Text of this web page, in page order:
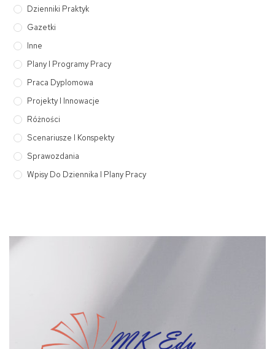
Dzienniki Praktyk
Gazetki
Inne
Plany I Programy Pracy
Praca Dyplomowa
Projekty I Innowacje
Różności
Scenariusze I Konspekty
Sprawozdania
Wpisy Do Dziennika I Plany Pracy